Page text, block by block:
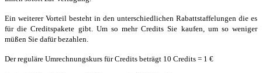
Ein weiterer Vorteil besteht in den unterschiedlichen Rabattstaffelungen die es
für die Creditspakete gibt. Um so mehr Credits Sie kaufen, um so weniger
müßen Sie dafür bezahlen.
Der reguläre Umrechnungskurs für Credits beträgt 10 Credits = 1 €